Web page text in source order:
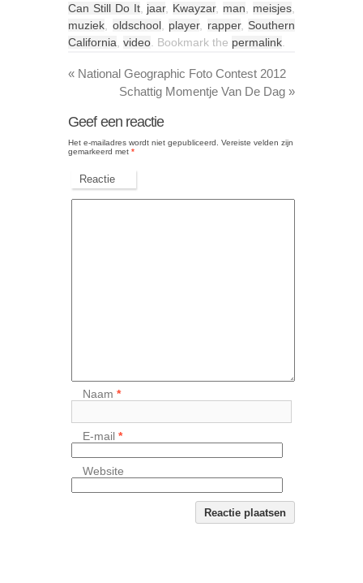
Can Still Do It, jaar, Kwayzar, man meisjes
muziek
oldschool, player, rapper, Southern
California video . Bookmark the permalink
« National Geographic Foto Contest 2012
Schattig Momentje Van De Dag »
Geef een reactie
Het e-mailadres wordt niet gepubliceerd.
Vereiste velden zijn
gemarkeerd met *
Reactie
Naam*
E-mail*
Website